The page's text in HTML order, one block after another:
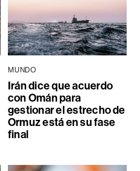
MUNDO
Irán dice que acuerdo
con Omán para
gestionar el estrecho de
Ormuz está en su fase
final